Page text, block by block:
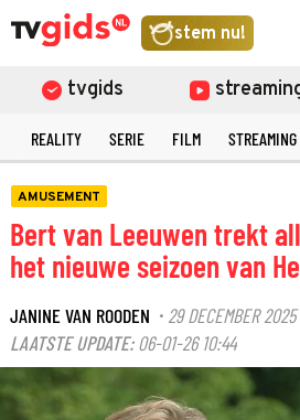
stem nu!
tvgids
REALITY SERIE FILM STREAMING
AMUSEMENT
Bert van Leeuwen trekt
het nieuwe seizoen van
JANINE VAN ROODEN · 29 DECEMBER
LAATSTE UPDATE: 06-01-26 10:44